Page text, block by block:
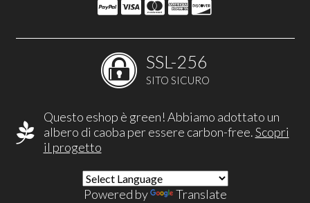
SSL-256
SITO SICURO
Questo eshop è green! Abbiamo adottato un
albero di caoba per essere carbon-free.Scopri
il progetto
Powered by Translate